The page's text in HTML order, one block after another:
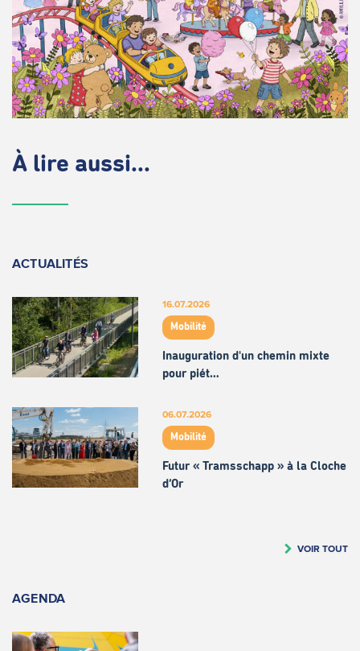
À lire aussi...
ACTUALITÉS
16.07.2026
Mobilité
Inauguration d'un chemin mixte
pour piét…
06.07.2026
Mobilité
Futur « Tramsschapp » à la Cloche
d’Or
VOIR TOUT
AGENDA